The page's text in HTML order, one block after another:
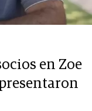
en Zoe